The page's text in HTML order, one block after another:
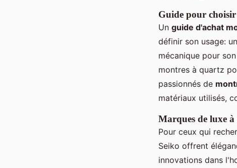
Guide pour
Un guide d'achat
définir son usage:
mécanique pour
montres à quartz
passionnés de
matériaux utilisés,
Marques de luxe à
Pour ceux qui
Seiko offrent
innovations dans